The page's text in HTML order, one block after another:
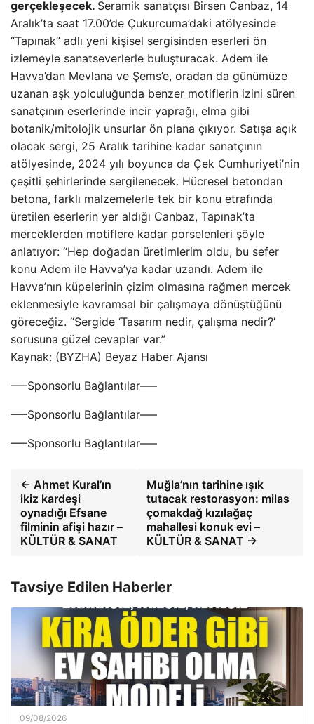
gerçekleşecek. Seramik sanatçısı Birsen Canbaz, 14
Aralık’ta saat 17.00’de Çukurcuma’daki atölyesinde
“Tapınak” adlı yeni kişisel sergisinden eserleri ön
izlemeyle sanatseverlerle buluşturacak. Adem ile
Havva’dan Mevlana ve Şems’e, oradan da günümüze
uzanan aşk yolculuğunda benzer motiflerin izini süren
sanatçının eserlerinde incir yaprağı, elma gibi
botanik/mitolojik unsurlar ön plana çıkıyor. Satışa açık
olacak sergi, 25 Aralık tarihine kadar sanatçının
atölyesinde, 2024 yılı boyunca da Çek Cumhuriyeti’nin
çeşitli şehirlerinde sergilenecek. Hücresel betondan
betona, farklı malzemelerle tek bir konu etrafında
üretilen eserlerin yer aldığı Canbaz, Tapınak’ta
merceklerden motiflere kadar porselenleri şöyle
anlatıyor: “Hep doğadan üretimlerim oldu, bu sefer
konu Adem ile Havva’ya kadar uzandı. Adem ile
Havva’nın küpelerinin çizim olmasına rağmen mercek
eklenmesiyle kavramsal bir çalışmaya dönüştüğünü
göreceğiz. “Sergide ‘Tasarım nedir, çalışma nedir?’
sorusuna güzel cevaplar var.”
Kaynak: (BYZHA) Beyaz Haber Ajansı
—–Sponsorlu Bağlantılar—–
—–Sponsorlu Bağlantılar—–
—–Sponsorlu Bağlantılar—–
← Ahmet Kural’ın
ikiz kardeşi
oynadığı Efsane
filminin afişi hazır –
KÜLTÜR & SANAT
Muğla’nın tarihine ışık
tutacak restorasyon: milas
çomakdağ kızılağaç
mahallesi konuk evi –
KÜLTÜR & SANAT →
Tavsiye Edilen Haberler
09/08/2026